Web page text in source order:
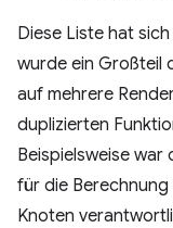
Diese Liste hat
wurde ein Großteil
auf mehrere
duplizierten
Beispielsweise war
für die
Knoten